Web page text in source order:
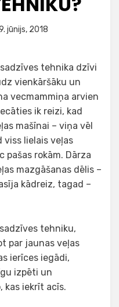
jūnijs, 2018
tehnika dzīvi
vienkāršāku un
vecmammiņa arvien
ik reizi, kad
mašīnai – viņa vēl
viss lielais veļas
pašas rokām. Dārza
mazgāšanas dēlis –
kādreiz, tagad –
tehniku,
par jaunas veļas
ierīces iegādi,
izpēti un
kas iekrīt acīs.